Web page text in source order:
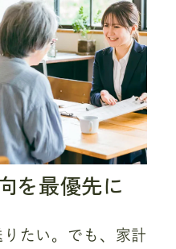
を最優先に
りたい。でも、家計